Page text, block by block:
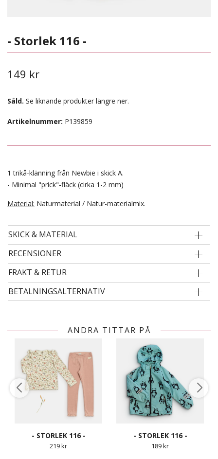
- Storlek 116 -
149 kr
Såld. Se liknande produkter längre ner.
Artikelnummer: P139859
1 trikå-klänning från Newbie i skick A.
- Minimal "prick"-fläck (cirka 1-2 mm)
Material: Naturmaterial / Natur-materialmix.
SKICK & MATERIAL
RECENSIONER
FRAKT & RETUR
BETALNINGSALTERNATIV
ANDRA TITTAR PÅ
- STORLEK 116 -
219 kr
- STORLEK 116 -
189 kr